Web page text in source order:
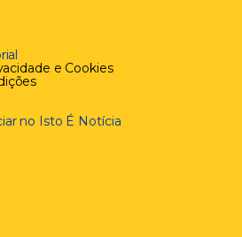
e Cookies
no Isto É Notícia